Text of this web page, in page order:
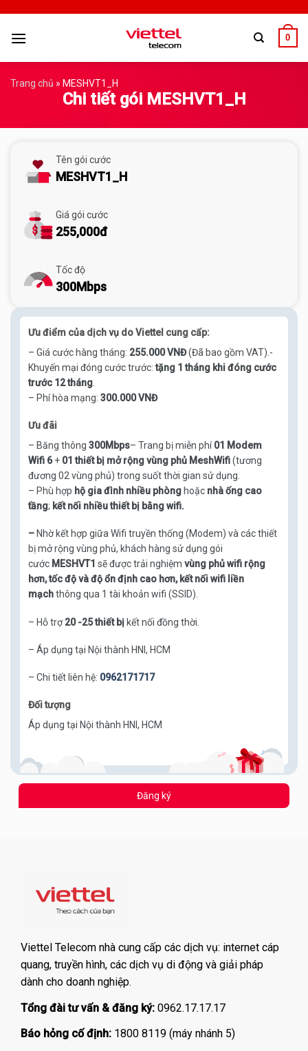
0
Trang chủ » MESHVT1_H
Chi tiết gói MESHVT1_H
Tên gói cước
MESHVT1_H
Giá gói cước
255,000đ
Tốc độ
300Mbps
Đăng ký
Ưu điểm của dịch vụ do Viettel cung cấp:
– Giá cước hàng tháng: 255.000 VNĐ(Đã bao gồm VAT).-
Khuyến mại đóng cước trước:tặng 1 tháng khi đóng cước
trước 12 tháng
– Phí hòa mạng: 300.000 VNĐ
Ưu đãi
– Băng thông 300Mbps– Trang bị miễn phí01 Modem
Wifi 6+ 01 thiết bị mở rộng vùng phủ MeshWifi(tương
đương 02 vùng phủ) trong suốt thời gian sử dụng.
– Phù hợp hộ gia đình nhiều phòng hoặc nhà ống cao
tầng; kết nối nhiều thiết bị bằng wifi.
– Nhờ kết hợp giữa Wifi truyền thống (Modem) và các thiết
bị mở rộng vùng phủ, khách hàng sử dụng gói
cước MESHVT1 sẽ được trải nghiệm vùng phủ wifi rộng
hơn, tốc độ và độ ổn định cao hơn, kết nối wifi liền
mạchthông qua 1 tài khoản wifi (SSID).
– Hỗ trợ20 -25 thiết bịkết nối đồng thời.
– Áp dụng tại Nội thành HNI, HCM
– Chi tiết liên hệ: 0962171717
Đối tượng
Áp dụng tại Nội thành HNI, HCM
Viettel Telecom nhà cung cấp các dịch vụ: internet cáp
quang, truyền hình, các dịch vụ di động và giải pháp
dành cho doanh nghiệp.
Tổng đài tư vấn & đăng ký: 0962.17.17.17
Báo hỏng cố định: 1800 8119 (máy nhánh 5)